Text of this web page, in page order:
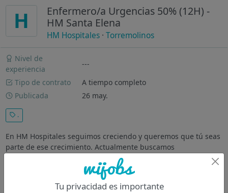
H
Enfermero/a Urgencias 50% (12H) -
HM Santa Elena
HM Hospitales ·Torremolinos
Nivel de
experiencia
---
Tipo de contrato
A tiempo completo
Publicada
26 may.
.
En HM Hospitales seguimos creciendo y queremos que tú seas
parte de ese crecimiento. Actualmente buscamos
Enfermeros/as para el área de Urgencias en nuestro Hospital
HM Santa Elena, situado en Torremolinos, Málaga.
Características de la vacante:...
Tu privacidad es importante